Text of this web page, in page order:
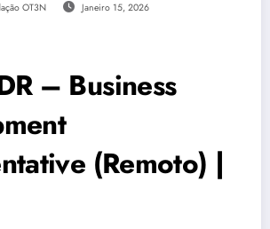
OT3N Janeiro 15, 2026
– Business
(Remoto) |